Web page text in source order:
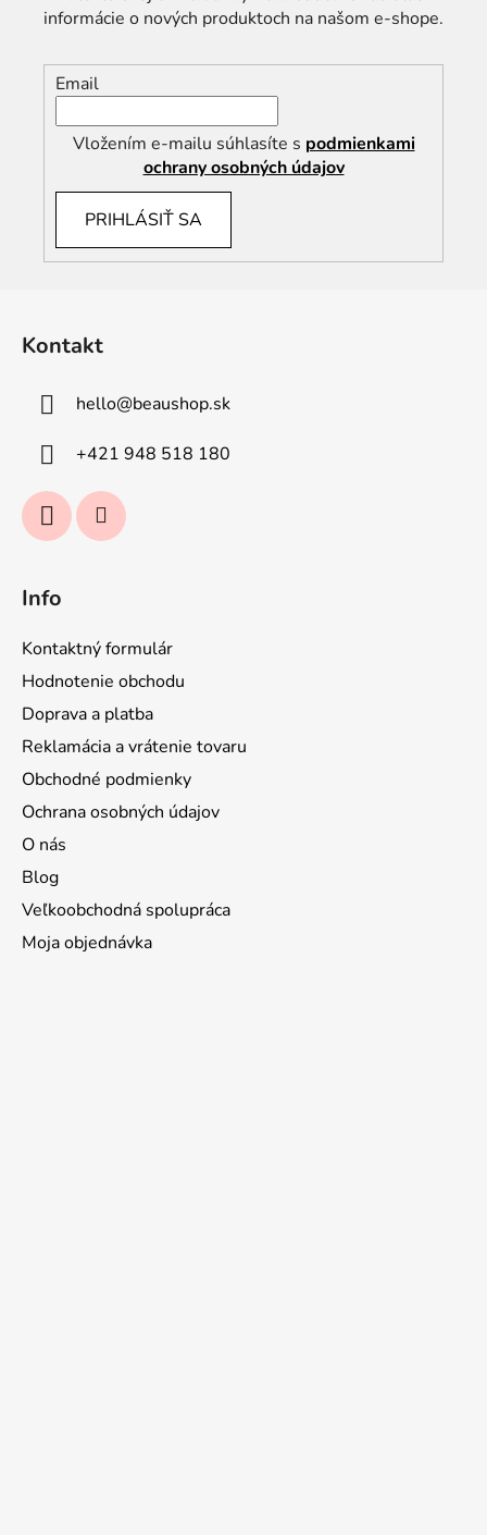
informácie o nových produktoch na našom e-shope.
Email
Vložením e-mailu súhlasíte s podmienkami
ochrany osobných údajov
PRIHLÁSIŤ SA
Kontakt
hello@beaushop.sk
+421 948 518 180
Info
Kontaktný formulár
Hodnotenie obchodu
Doprava a platba
Reklamácia a vrátenie tovaru
Obchodné podmienky
Ochrana osobných údajov
O nás
Blog
Veľkoobchodná spolupráca
Moja objednávka